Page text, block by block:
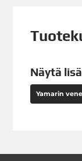
Näytä
Yamarin